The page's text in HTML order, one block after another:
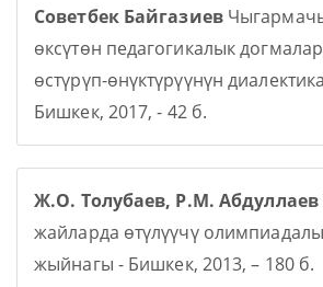
Советбек Байгазиев
өксүтөн педагогикалык
өстүрүп-өнүктүрүүнүн
Бишкек, 2017, - 42 б.
Ж.О. Толубаев, Р.М. Абдуллаев
жайларда өтүлүүчү
жыйнагы - Бишкек, 2013, – 180 б.